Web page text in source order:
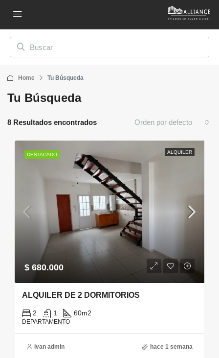
Home Tu Búsqueda
Tu Búsqueda
8 Resultados encontrados Orden por defecto
DESTACADO ALQUILER
$ 680.000
ALQUILER DE 2 DORMITORIOS
2 1 60m2
DEPARTAMENTO
ivan admin hace 1 semana